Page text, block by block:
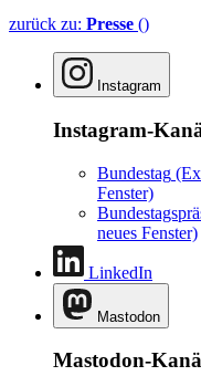
zurück zu: Presse ()
Instagram
Instagram-
Bundestag
Fenster)
neues Fenster)
LinkedIn
Mastodon
Mastodon-